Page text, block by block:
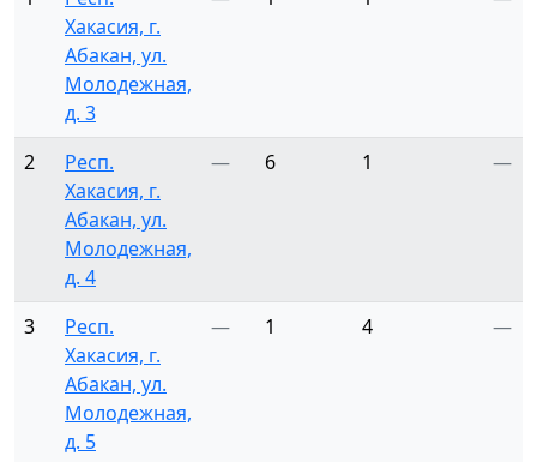
Хакасия, г.
Абакан, ул.
Молодежная,
д. 3
2
Респ.
Хакасия, г.
Абакан, ул.
Молодежная,
д. 4
— 6 1 —
3
Респ.
Хакасия, г.
Абакан, ул.
Молодежная,
д. 5
— 1 4 —